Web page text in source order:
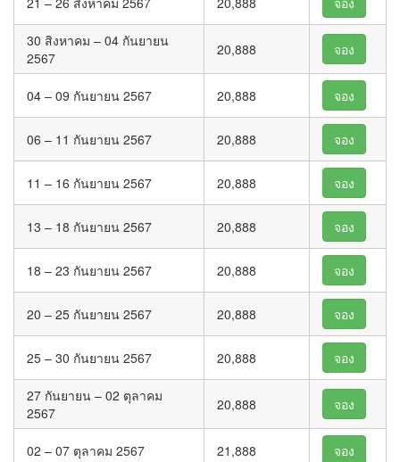
30 สิงหาคม – 04 กันยายน
2567
20,888 จอง
04 – 09 กันยายน 2567 20,888 จอง
06 – 11 กันยายน 2567 20,888 จอง
11 – 16 กันยายน 2567 20,888 จอง
13 – 18 กันยายน 2567 20,888 จอง
18 – 23 กันยายน 2567 20,888 จอง
20 – 25 กันยายน 2567 20,888 จอง
25 – 30 กันยายน 2567 20,888 จอง
27 กันยายน – 02 ตุลาคม
2567
20,888 จอง
02 – 07 ตุลาคม 2567 21,888 จอง